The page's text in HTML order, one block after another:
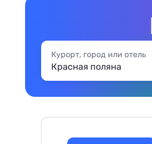
Курорт, город или отель